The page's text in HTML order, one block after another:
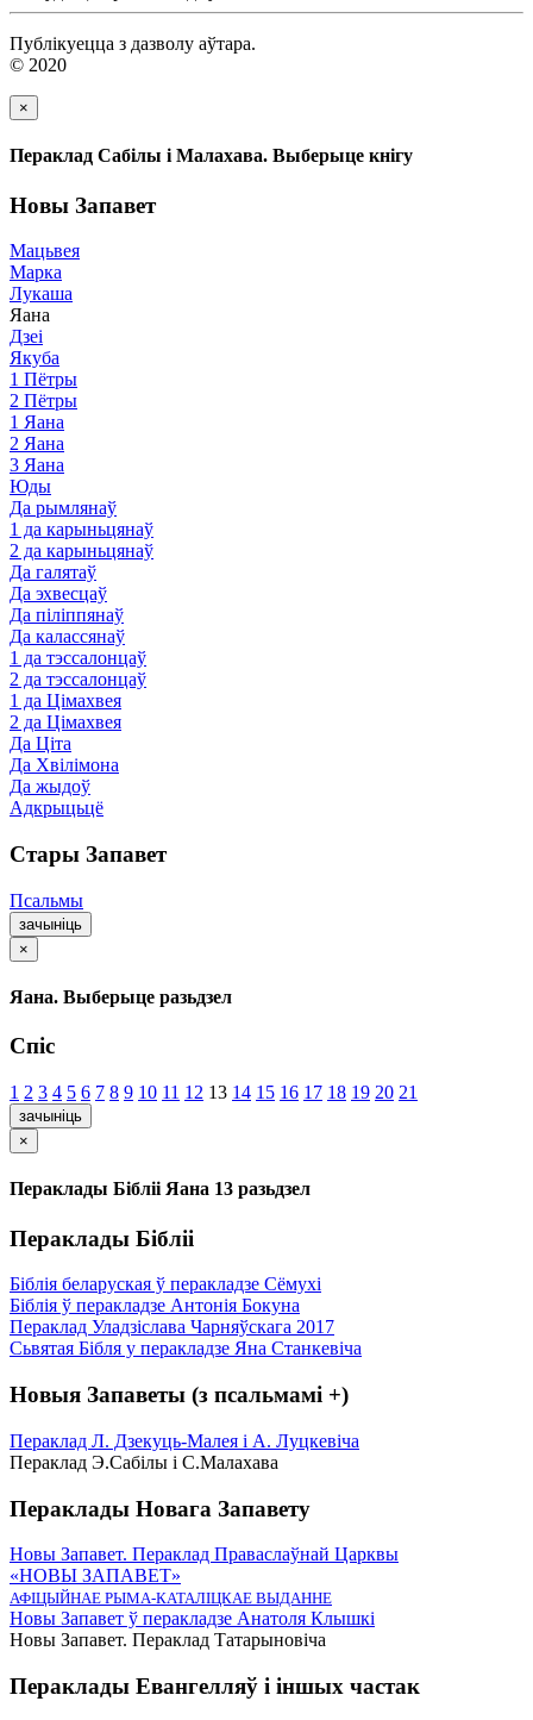
Публікуецца з дазволу аўтара.
© 2020
×
Пераклад Сабілы і Малахава. Выберыце кнігу
Новы Запавет
Мацьвея
Марка
Лукаша
Яана
Дзеі
Якуба
1 Пётры
2 Пётры
1 Яана
2 Яана
3 Яана
Юды
Да рымлянаў
1 да карыньцянаў
2 да карыньцянаў
Да галятаў
Да эхвесцаў
Да піліппянаў
Да калассянаў
1 да тэссалонцаў
2 да тэссалонцаў
1 да Цімахвея
2 да Цімахвея
Да Ціта
Да Хвілімона
Да жыдоў
Адкрыцьцё
Стары Запавет
Псальмы
зачыніць
×
Яана. Выберыце разьдзел
Спіс
1 2 3 4 5 6 7 8 9 10 11 12 13 14 15 16 17 18 19 20 21
зачыніць
×
Пераклады Бібліі Яана 13 разьдзел
Пераклады Бібліі
Біблія беларуская ў перакладзе Сёмухі
Біблія ў перакладзе Антонія Бокуна
Пераклад Уладзіслава Чарняўскага 2017
Сьвятая Бібля у перакладзе Яна Станкевіча
Новыя Запаветы (з псальмамі +)
Пераклад Л. Дзекуць-Малея і А. Луцкевіча
Пераклад Э.Сабілы і С.Малахава
Пераклады Новага Запавету
Новы Запавет. Пераклад Праваслаўнай Царквы
«НОВЫ ЗАПАВЕТ»
АФІЦЫЙНАЕ РЫМА-КАТАЛІЦКАЕ ВЫДАННЕ
Новы Запавет ў перакладзе Анатоля Клышкi
Новы Запавет. Пераклад Татарыновіча
Пераклады Евангелляў і іншых частак